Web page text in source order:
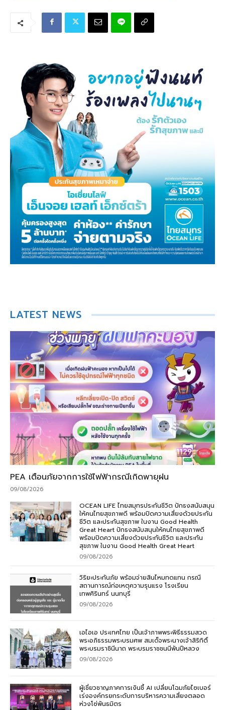
LATEST NEWS
PEA เตือนภัยจากการใช้ไฟฟ้ากรณีเกิดพายุฝน
09/08/2026
OCEAN LIFE ไทยสมุทรประกันชีวิต ปักธงสนับสนุน
ให้คนไทยสุขภาพดี พร้อมปิดความเสี่ยงด้วยประกัน
ชีวิต และประกันสุขภาพ ในงาน Good Health
Great Heart ปักธงสนับสนุนให้คนไทยสุขภาพดี
พร้อมปิดความเสี่ยงด้วยประกันชีวิต และประกัน
สุขภาพ ในงาน Good Health Great Heart
09/08/2026
วิริยะประกันภัย พร้อมจ่ายสินไหมทดแทน กรณี
สถานการณ์ก่อเหตุความรุนแรง โรงเรียน
เทพศิรินทร์ นนทบุรี
09/08/2026
เอไอเอ ประเทศไทย เป็นเจ้าภาพพระพิธีธรรมสวด
พระอภิธรรมพระบรมศพ สมเด็จพระนางเจ้าสิริกิติ์
พระบรมราชินีนาถ พระบรมราชชนนีพันปีหลวง
09/08/2026
ผู้เชี่ยวชาญภาคการเงินชี้ AI เปลี่ยนโฉมภัยไซเบอร์
เร่งองค์กรยกระดับการบริหารความเสี่ยงตลอด
ห่วงโซ่พันธมิตร